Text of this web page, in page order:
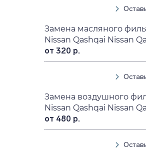
Замена масляного
Nissan Qashqai Nissan
от 320 р.
Замена воздушного
Nissan Qashqai Nissan
от 480 р.